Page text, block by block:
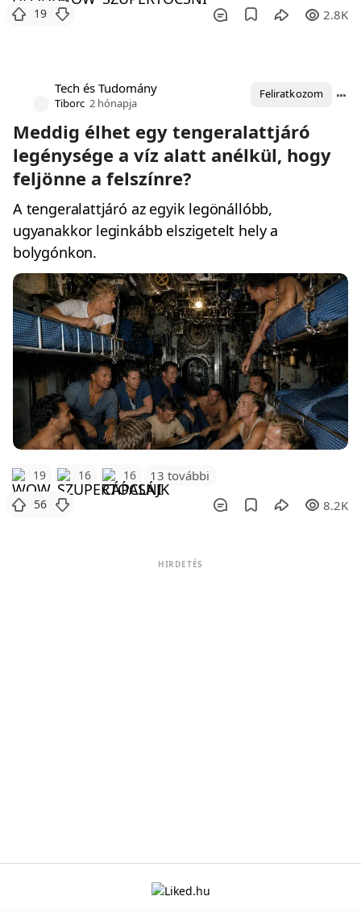
19 2.8K
Tech és Tudomány
Tiborc 2 hónapja
Feliratkozom
Meddig élhet egy tengeralattjáró
legénysége a víz alatt anélkül, hogy
feljönne a felszínre?
A tengeralattjáró az egyik legönállóbb,
ugyanakkor leginkább elszigetelt hely a
bolygónkon.
19 16 16 13 további
56 8.2K
HIRDETÉS